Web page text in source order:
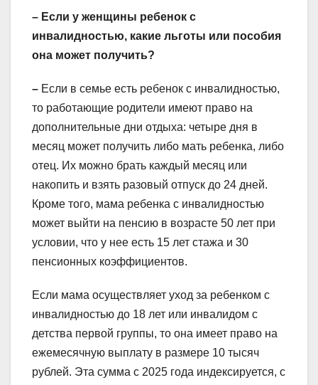
– Если у женщины ребенок с
инвалидностью, какие льготы или пособия
она может получить?
– Если в семье есть ребенок с инвалидностью,
то работающие родители имеют право на
дополнительные дни отдыха: четыре дня в
месяц может получить либо мать ребенка, либо
отец. Их можно брать каждый месяц или
накопить и взять разовый отпуск до 24 дней.
Кроме того, мама ребенка с инвалидностью
может выйти на пенсию в возрасте 50 лет при
условии, что у нее есть 15 лет стажа и 30
пенсионных коэффициентов.
Если мама осуществляет уход за ребенком с
инвалидностью до 18 лет или инвалидом с
детства первой группы, то она имеет право на
ежемесячную выплату в размере 10 тысяч
рублей. Эта сумма с 2025 года индексируется, с